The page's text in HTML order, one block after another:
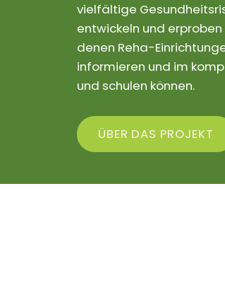
vielfältige
entwickeln und
denen Reha-
informieren und im
und schulen können.
ÜBER DAS PROJEKT